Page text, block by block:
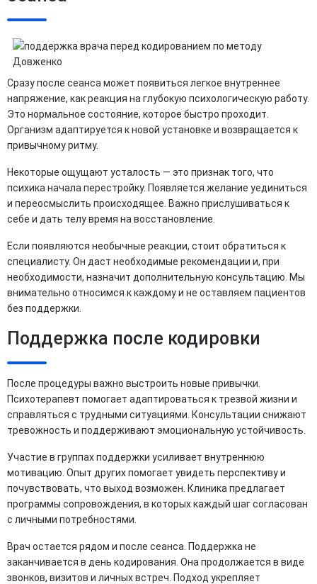
Сразу после сеанса может появиться легкое внутреннее
напряжение, как реакция на глубокую психологическую работу.
Это нормальное состояние, которое быстро проходит.
Организм адаптируется к новой установке и возвращается к
привычному ритму.
Некоторые ощущают усталость — это признак того, что
психика начала перестройку. Появляется желание уединиться
и переосмыслить происходящее. Важно прислушиваться к
себе и дать телу время на восстановление.
Если появляются необычные реакции, стоит обратиться к
специалисту. Он даст необходимые рекомендации и, при
необходимости, назначит дополнительную консультацию. Мы
внимательно относимся к каждому и не оставляем пациентов
без поддержки.
Поддержка после кодировки
После процедуры важно выстроить новые привычки.
Психотерапевт помогает адаптироваться к трезвой жизни и
справляться с трудными ситуациями. Консультации снижают
тревожность и поддерживают эмоциональную устойчивость.
Участие в группах поддержки усиливает внутреннюю
мотивацию. Опыт других помогает увидеть перспективу и
почувствовать, что выход возможен. Клиника предлагает
программы сопровождения, в которых каждый шаг согласован
с личными потребностями.
Врач остается рядом и после сеанса. Поддержка не
заканчивается в день кодирования. Она продолжается в виде
звонков, визитов и личных встреч. Подход укрепляет